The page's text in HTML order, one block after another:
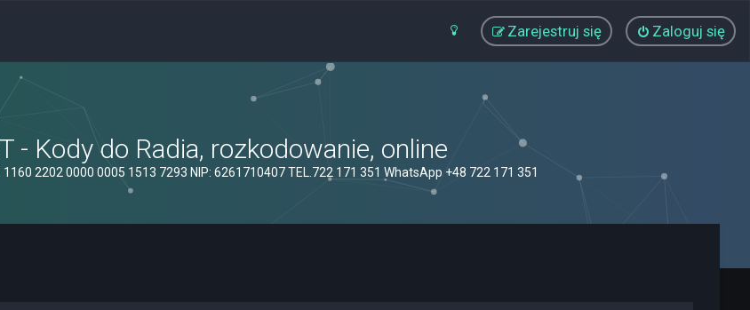
Zaloguj się
Zarejestruj się
- Kody do Radia, rozkodowanie, online
2202 0000 0005 1513 7293 NIP: 6261710407 TEL.722 171 351 WhatsApp +48 722 171 351